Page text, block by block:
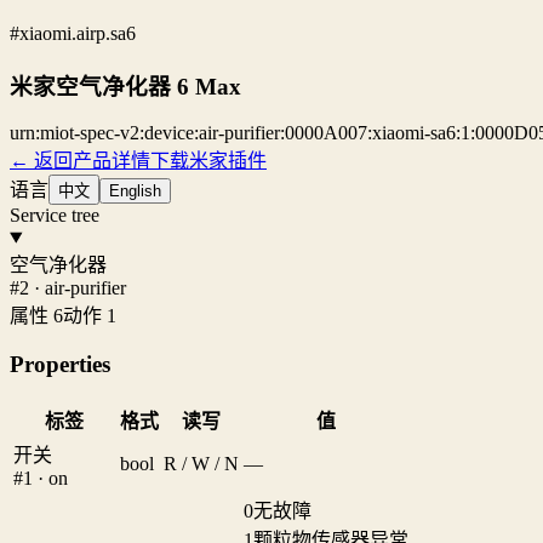
#xiaomi.airp.sa6
米家空气净化器 6 Max
urn:miot-spec-v2:device:air-purifier:0000A007:xiaomi-
← 返回产品详情下载米家插件
语言 中文 English
Service tree
空气净化器
#2 · air-purifier
属性 6动作 1
Properties
标签 格式 读写
值
开关
#1 · on
bool R / W / N —
0无故障